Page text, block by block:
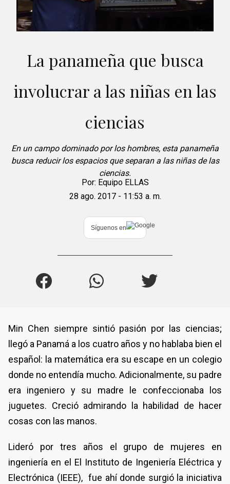
La panameña que busca
involucrar a las niñas en las
ciencias
En un campo dominado por los hombres, esta panameña
busca reducir los espacios que separan a las niñas de las
ciencias.
Por: Equipo ELLAS
28 ago. 2017 - 11:53 a. m.
Síguenos en
Min Chen siempre sintió pasión por las ciencias;
llegó a Panamá a los cuatro años y no hablaba bien el
español: la matemática era su escape en un colegio
donde no entendía mucho. Adicionalmente, su padre
era ingeniero y su madre le confeccionaba los
juguetes. Creció admirando la habilidad de hacer
cosas con las manos.
Lideró por tres años el grupo de mujeres en
ingeniería en el El Instituto de Ingeniería Eléctrica y
Electrónica (IEEE), fue ahí donde surgió la iniciativa